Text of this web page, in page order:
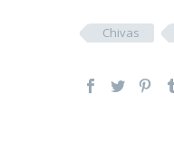
Chivas